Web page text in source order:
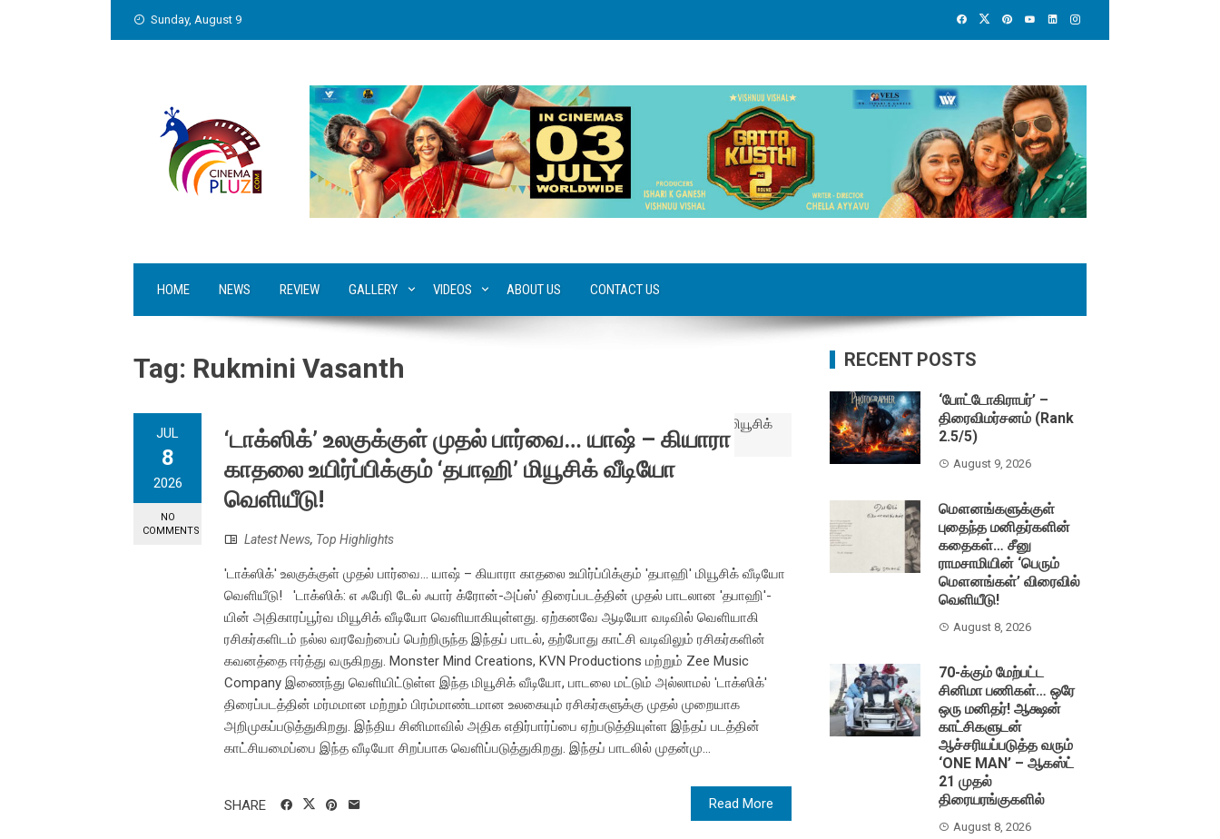
Sunday, August 9
HOME NEWS REVIEW GALLERY VIDEOS ABOUT US CONTACT US
Tag: Rukmini Vasanth
JUL
8
2026
NO
COMMENTS
‘டாக்ஸிக்’ உலகுக்குள் முதல் பார்வை… யாஷ் – கியாரா
காதலை உயிர்ப்பிக்கும் ‘தபாஹி’ மியூசிக் வீடியோ
வெளியீடு!
Latest News, Top Highlights
'டாக்ஸிக்' உலகுக்குள் முதல் பார்வை... யாஷ் – கியாரா காதலை உயிர்ப்பிக்கும் 'தபாஹி' மியூசிக் வீடியோ
வெளியீடு! 'டாக்ஸிக்: எ ஃபேரி டேல் ஃபார் க்ரோன்-அப்ஸ்' திரைப்படத்தின் முதல் பாடலான 'தபாஹி'-
யின் அதிகாரப்பூர்வ மியூசிக் வீடியோ வெளியாகியுள்ளது. ஏற்கனவே ஆடியோ வடிவில் வெளியாகி
ரசிகர்களிடம் நல்ல வரவேற்பைப் பெற்றிருந்த இந்தப் பாடல், தற்போது காட்சி வடிவிலும் ரசிகர்களின்
கவனத்தை ஈர்த்து வருகிறது. Monster Mind Creations, KVN Productions மற்றும் Zee Music
Company இணைந்து வெளியிட்டுள்ள இந்த மியூசிக் வீடியோ, பாடலை மட்டும் அல்லாமல் 'டாக்ஸிக்'
திரைப்படத்தின் மர்மமான மற்றும் பிரம்மாண்டமான உலகையும் ரசிகர்களுக்கு முதல் முறையாக
அறிமுகப்படுத்துகிறது. இந்திய சினிமாவில் அதிக எதிர்பார்ப்பை ஏற்படுத்தியுள்ள இந்தப் படத்தின்
காட்சியமைப்பை இந்த வீடியோ சிறப்பாக வெளிப்படுத்துகிறது. இந்தப் பாடலில் முதன்மு...
Read More
SHARE
RECENT POSTS
‘போட்டோகிராபர்’ –
திரைவிமர்சனம் (Rank
2.5/5)
August 9, 2026
மௌனங்களுக்குள்
புதைந்த மனிதர்களின்
கதைகள்… சீனு
ராமசாமியின் ‘பெரும்
மௌனங்கள்’ விரைவில்
வெளியீடு!
August 8, 2026
70-க்கும் மேற்பட்ட
சினிமா பணிகள்… ஒரே
ஒரு மனிதர்! ஆக்ஷன்
காட்சிகளுடன்
ஆச்சரியப்படுத்த வரும்
‘ONE MAN’ – ஆகஸ்ட்
21 முதல்
திரையரங்குகளில்
August 8, 2026